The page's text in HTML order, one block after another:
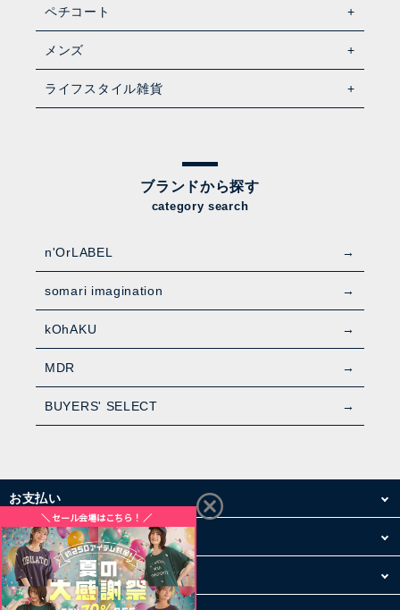
ペチコート
メンズ
ライフスタイル雑貨
ブランドから探す
category search
n'OrLABEL
somari imagination
kOhAKU
MDR
BUYERS' SELECT
お支払い
配送・送料
お買い物について